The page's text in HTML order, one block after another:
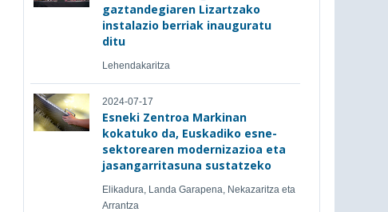
gaztandegiaren Lizartzako
instalazio berriak inauguratu
ditu
Lehendakaritza
2024-07-17
Esneki Zentroa Markinan
kokatuko da, Euskadiko esne-
sektorearen modernizazioa eta
jasangarritasuna sustatzeko
Elikadura, Landa Garapena, Nekazaritza eta
Arrantza